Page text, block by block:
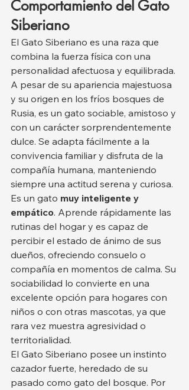
Comportamiento del Gato
Siberiano
El Gato Siberiano es una raza que
combina la fuerza física con una
personalidad afectuosa y equilibrada.
A pesar de su apariencia majestuosa
y su origen en los fríos bosques de
Rusia, es un gato sociable, amistoso y
con un carácter sorprendentemente
dulce. Se adapta fácilmente a la
convivencia familiar y disfruta de la
compañía humana, manteniendo
siempre una actitud serena y curiosa.
Es un gato muy inteligente y
empático. Aprende rápidamente las
rutinas del hogar y es capaz de
percibir el estado de ánimo de sus
dueños, ofreciendo consuelo o
compañía en momentos de calma. Su
sociabilidad lo convierte en una
excelente opción para hogares con
niños o con otras mascotas, ya que
rara vez muestra agresividad o
territorialidad.
El Gato Siberiano posee un instinto
cazador fuerte, heredado de su
pasado como gato del bosque. Por